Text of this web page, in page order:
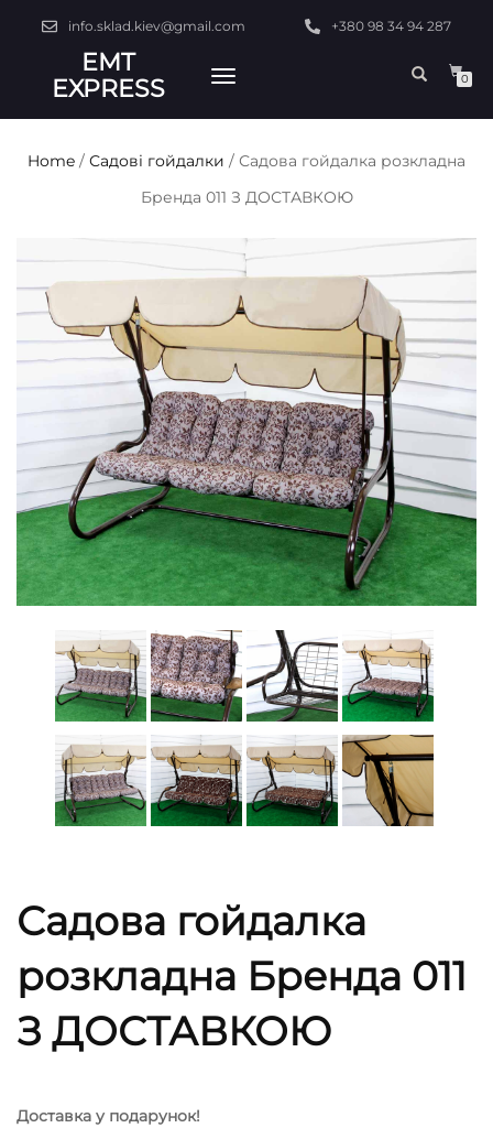
info.sklad.kiev@gmail.com +380 98 34 94 287
EMT
EXPRESS
TOGGLE
0
Home / Садові гойдалки / Садова гойдалка розкладна
Бренда 011 З ДОСТАВКОЮ
Садова гойдалка
розкладна Бренда 011
З ДОСТАВКОЮ
Доставка у подарунок!